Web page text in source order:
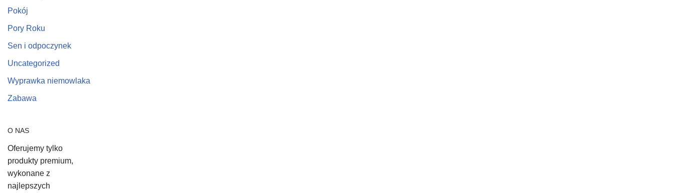
Pokój
Pory Roku
Sen i odpoczynek
Uncategorized
Wyprawka niemowlaka
Zabawa
O NAS
Oferujemy tylko
produkty premium,
wykonane z
najlepszych